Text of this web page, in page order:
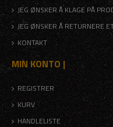
JEG ØNSKER Å KLAGE PÅ
JEG ØNSKER Å RETURNERE
KONTAKT
MIN KONTO |
REGISTRER
KURV
HANDLELISTE